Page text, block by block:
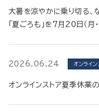
大暑を涼やかに乗り切る、
「夏ごろも」を7月20日（
2026.06.24 オンライン
オンラインストア夏季休業